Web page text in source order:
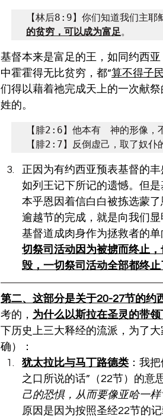
【林后8:9】你们知道我们主耶
的贫穷，可以成为富足。
基督本来是富足的王，如同约西
中霍霍得无比贫穷，都“算不得子
们得以藉着祂完成天上的一次献
姓的。
【腓2:6】他本有　神的形像，
【腓2:7】反倒虚己，取了奴仆
正因为有约西亚预表基督的
如列王记下所记的遗憾。但
本乎恩因着信白白被拣选蒙
逾越节的完成，就是向我们
基督道成肉身作为拯救者的单
切祭司活动因为被掳而终止
毁，一切祭司活动全部都终止
第二、这部分是关于20-27节的约
考的， 为什么以斯拉在圣灵的带
下历史上三大释经的流派，为了
确）：
犹太拉比与马丁路德类 ：我
之口所说的话”（22节）的意
己的恐惧，从而要像亚哈一
原因是因为按照圣经22节的